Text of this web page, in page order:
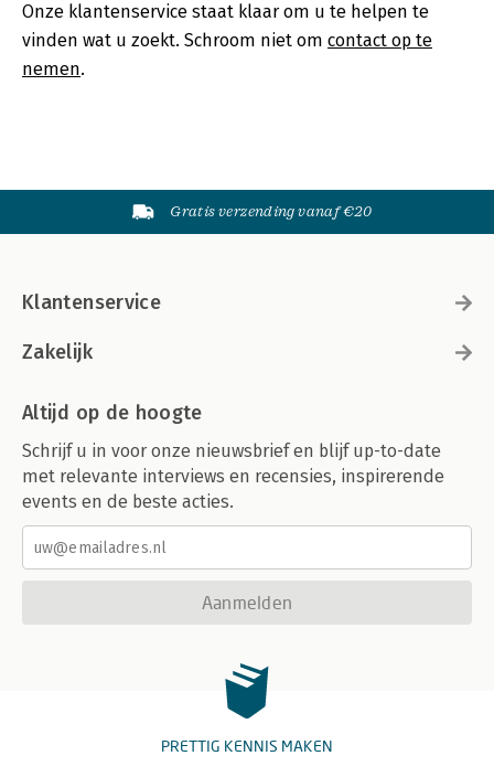
Onze klantenservice staat klaar om u te helpen te
vinden wat u zoekt. Schroom niet om contact op te
nemen.
Gratis verzending vanaf €20
Klantenservice
Zakelijk
Altijd op de hoogte
Schrijf u in voor onze nieuwsbrief en blijf up-to-date
met relevante interviews en recensies, inspirerende
events en de beste acties.
Aanmelden
PRETTIG KENNIS MAKEN